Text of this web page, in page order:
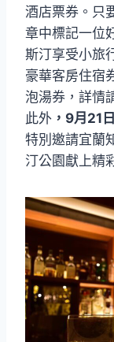
酒店票券。只
章中標記一位
斯汀享受小旅
豪華客房住宿
泡湯券，詳情
此外 ，9月21
特別邀請宜蘭
汀公園獻上精